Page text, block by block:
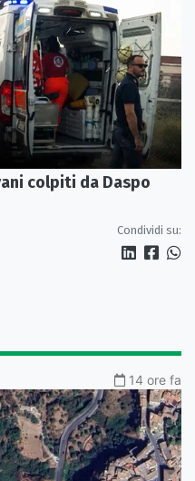
colpiti da Daspo
Condividi su:
14 ore fa